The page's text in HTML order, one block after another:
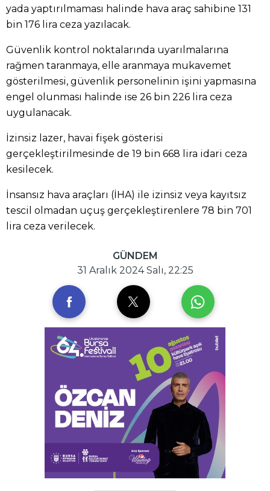
yada yaptırılmaması halinde hava araç sahibine 131
bin 176 lira ceza yazılacak.
Güvenlik kontrol noktalarında uyarılmalarına
rağmen taranmaya, elle aranmaya mukavemet
gösterilmesi, güvenlik personelinin işini yapmasına
engel olunması halinde ise 26 bin 226 lira ceza
uygulanacak.
İzinsiz lazer, havai fişek gösterisi
gerçekleştirilmesinde de 19 bin 668 lira idari ceza
kesilecek.
İnsansız hava araçları (İHA) ile izinsiz veya kayıtsız
tescil olmadan uçuş gerçekleştirenlere 78 bin 701
lira ceza verilecek.
GÜNDEM
31 Aralık 2024 Salı, 22:25